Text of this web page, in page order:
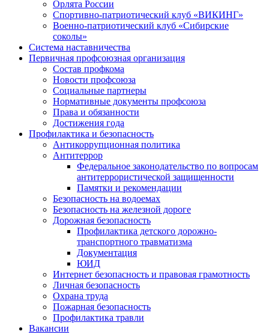
Орлята России
Спортивно-патриотический клуб «ВИКИНГ»
Военно-патриотический клуб «Сибирские
соколы»
Система наставничества
Первичная профсоюзная организация
Состав профкома
Новости профсоюза
Социальные партнеры
Нормативные документы профсоюза
Права и обязанности
Достижения года
Профилактика и безопасность
Антикоррупционная политика
Антитеррор
Федеральное законодательство по вопросам
антитеррористической защищенности
Памятки и рекомендации
Безопасность на водоемах
Безопасность на железной дороге
Дорожная безопасность
Профилактика детского дорожно-
транспортного травматизма
Документация
ЮИД
Интернет безопасность и правовая грамотность
Личная безопасность
Охрана труда
Пожарная безопасность
Профилактика травли
Вакансии